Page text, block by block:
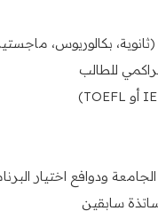
بكالوريوس،
للطالب
ودوافع اختيار
سابقين